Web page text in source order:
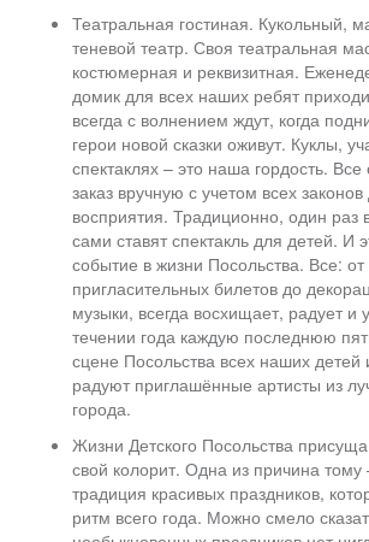
Театральная гостиная. Кукольный,
теневой театр. Своя театральная
костюмерная и реквизитная.
домик для всех наших ребят
всегда с волнением ждут, когда
герои новой сказки оживут. Куклы,
спектаклях – это наша гордость.
заказ вручную с учетом всех законов
восприятия. Традиционно, один раз
сами ставят спектакль для детей. И
событие в жизни Посольства. Все:
пригласительных билетов до
музыки, всегда восхищает, радует и
течении года каждую последнюю
сцене Посольства всех наших детей
радуют приглашённые артисты из
города.
Жизни Детского Посольства
свой колорит. Одна из причина тому
традиция красивых праздников,
ритм всего года. Можно смело